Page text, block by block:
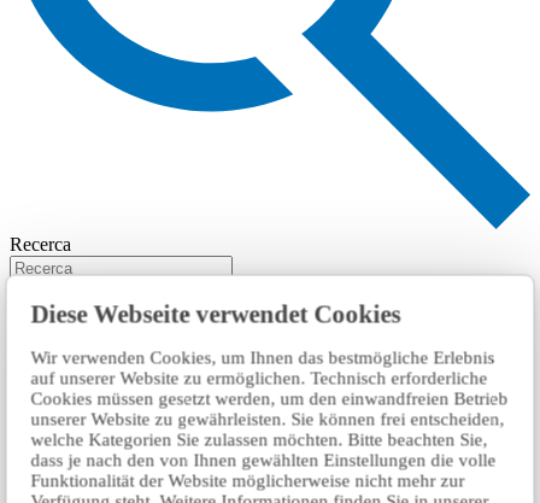
Diese Webseite verwendet Cookies
Wir verwenden Cookies, um Ihnen das bestmögliche Erlebnis
auf unserer Website zu ermöglichen. Technisch erforderliche
Cookies müssen gesetzt werden, um den einwandfreien Betrieb
unserer Website zu gewährleisten. Sie können frei entscheiden,
welche Kategorien Sie zulassen möchten. Bitte beachten Sie,
dass je nach den von Ihnen gewählten Einstellungen die volle
Funktionalität der Website möglicherweise nicht mehr zur
Recerca